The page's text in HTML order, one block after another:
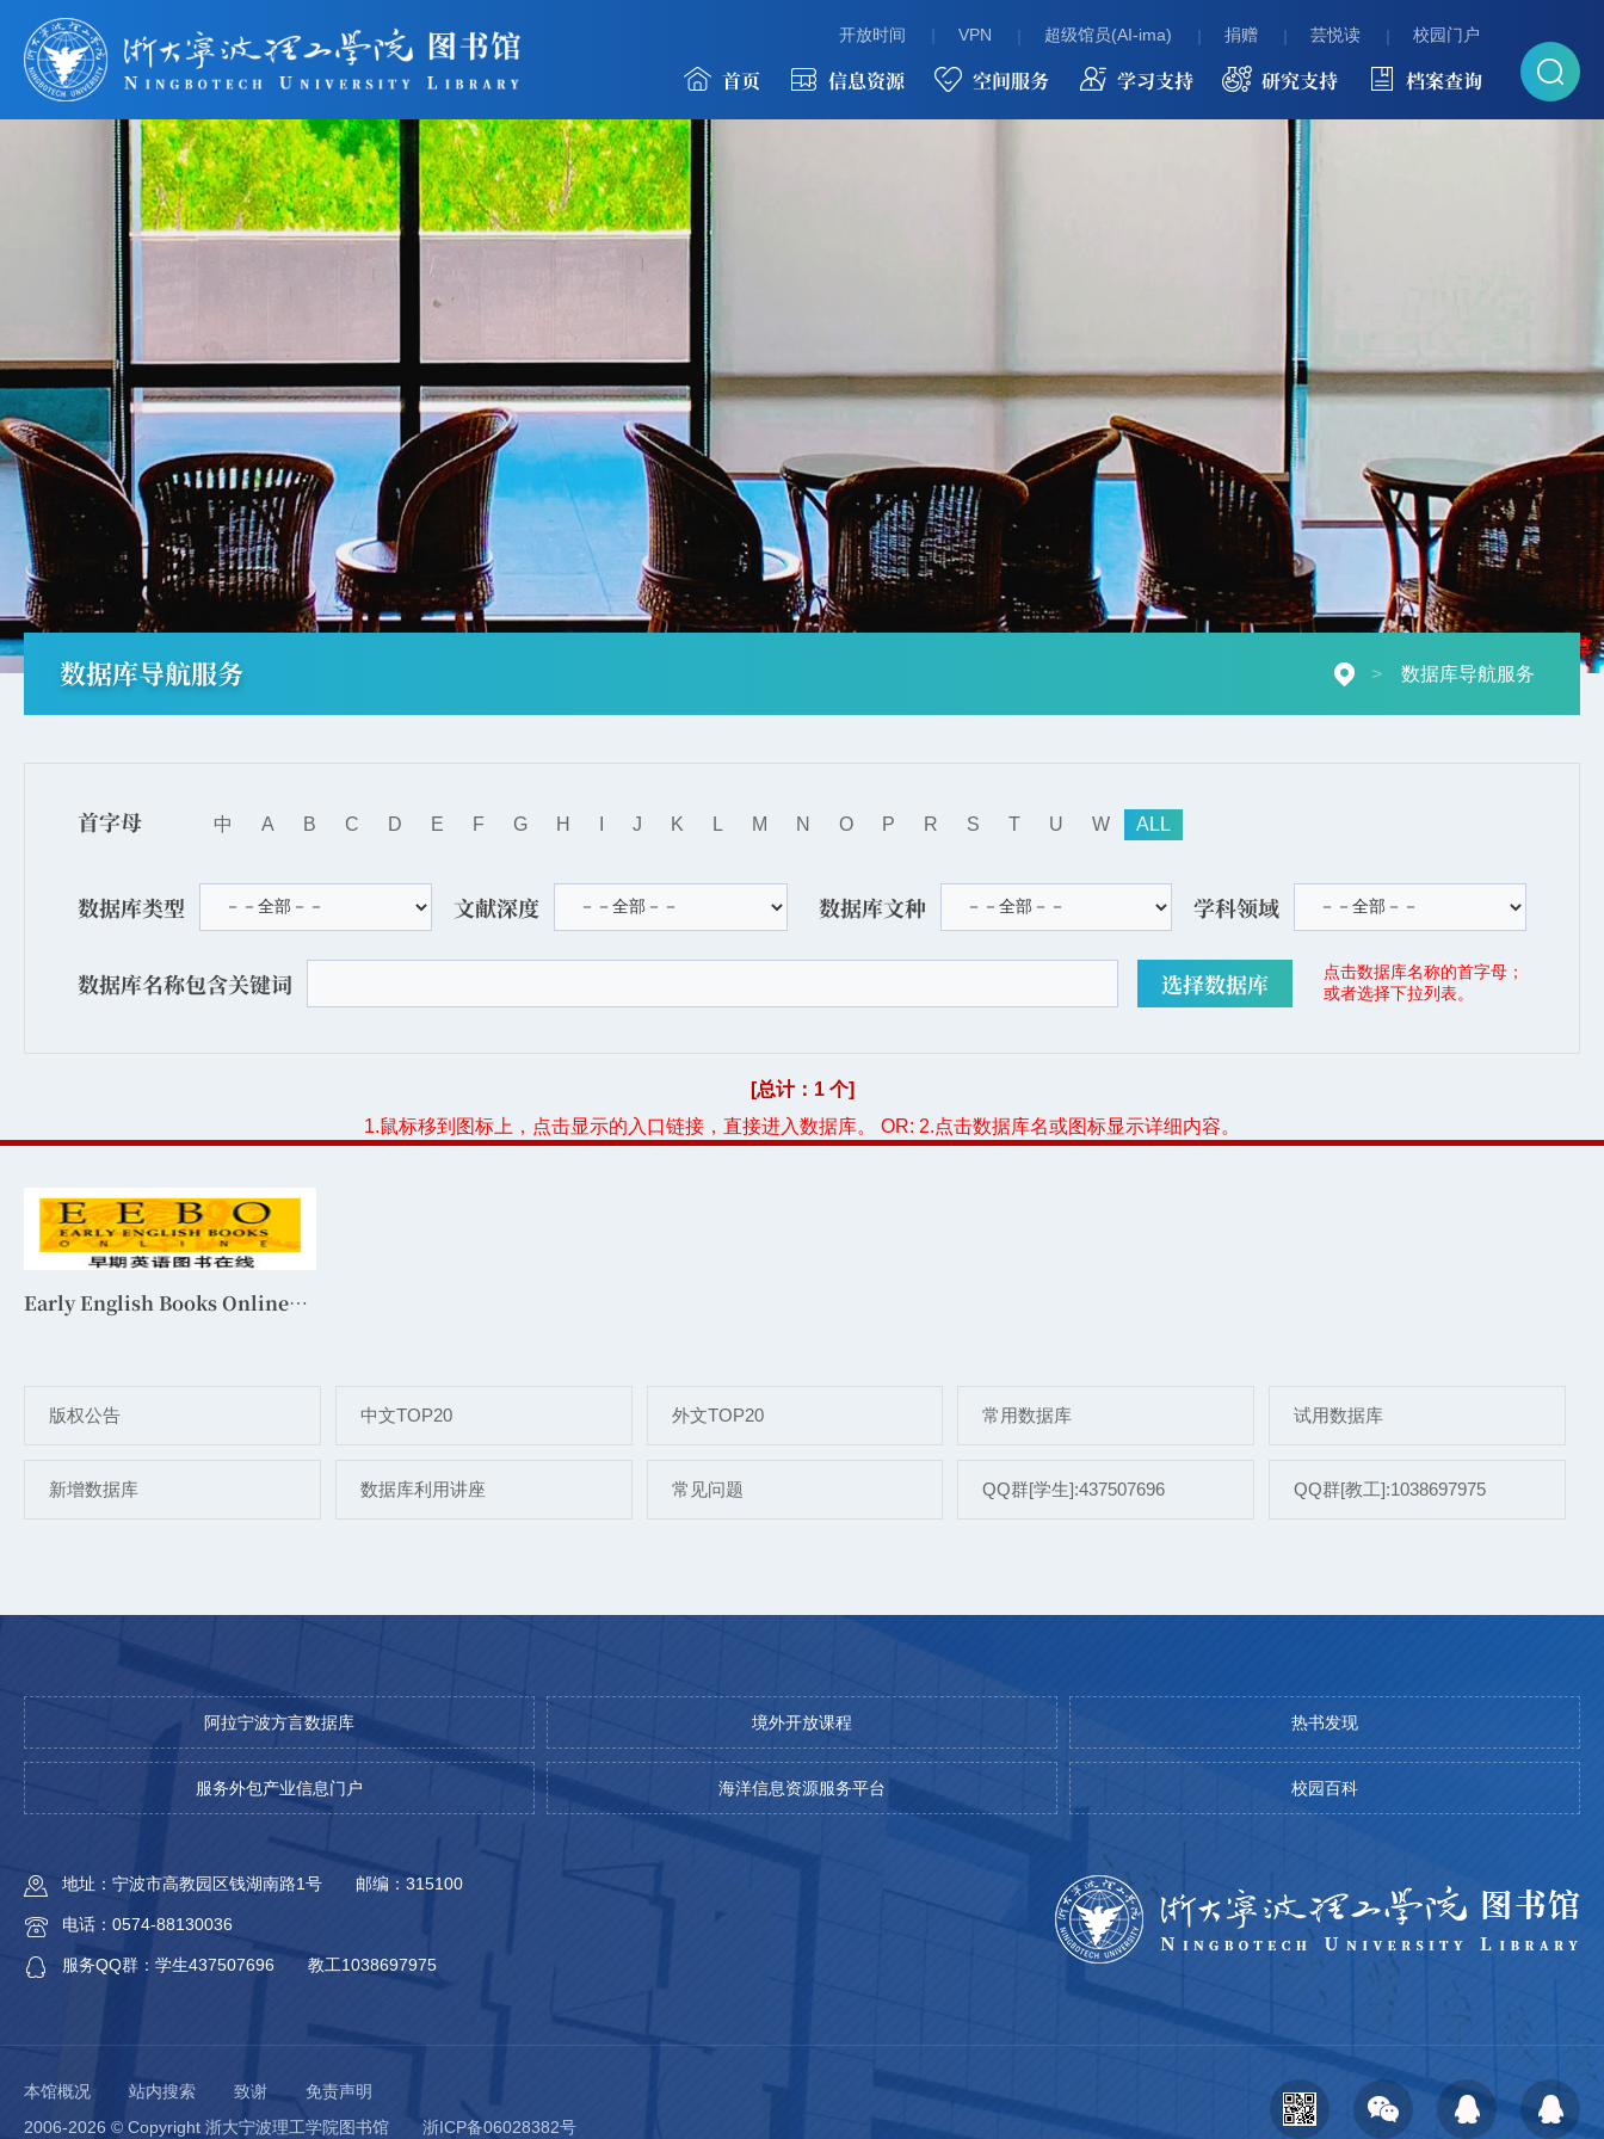
开放时间 VPN 超级馆员(AI-ima) 捐赠 芸悦读 校园门户
首页 信息资源 空间服务 学习支持 研究支持 档案查询
摄影：秋草
数据库导航服务 > 数据库导航服务
首字母 中 A B C D E F G H J K L M N O P R S T U W ALL
数据库类型 文献深度 数据库文种 学科领域
数据库名称包含关键词
点击数据库名称的首字母；
或者选择下拉列表。
[总计：1 个]
1.鼠标移到图标上，点击显示的入口链接，直接进入数据库。 OR: 2.点击数据库名或图标显示详细内容。
Early English Books Online（EEBO，由CASHL支持购买） 早期英语图书在线
版权公告 中文TOP20 外文TOP20 常用数据库 试用数据库
新增数据库 数据库利用讲座 常见问题 QQ群[学生]:437507696 QQ群[教工]:1038697975
阿拉宁波方言数据库 境外开放课程 热书发现
服务外包产业信息门户 海洋信息资源服务平台 校园百科
地址：宁波市高教园区钱湖南路1号 邮编：315100
电话：0574-88130036
服务QQ群：学生437507696 教工1038697975
本馆概况 站内搜索 致谢
免责声明
2006-2026 © Copyright 浙大宁波理工学院图书馆
浙ICP备06028382号